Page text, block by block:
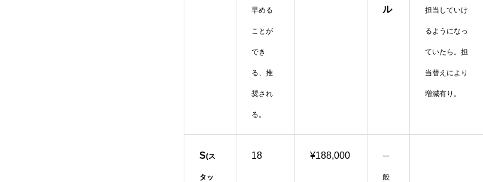
早める
ことが
でき
る、推
奨され
る。
ル 担当していけ
るようになっ
ていたら。担
当替えにより
増減有り。
S(ス
タッ
18 ¥188,000 一
般